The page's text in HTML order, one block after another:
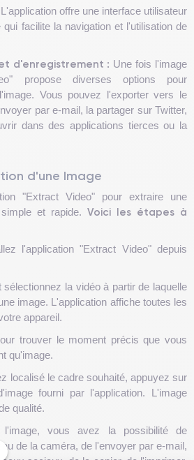
L'application offre une interface utilisateur
facilite la navigation et l'utilisation de
d'enregistrement : Une fois l'image
propose diverses options pour
Vous pouvez l'exporter vers le
par e-mail, la partager sur Twitter,
dans des applications tierces ou la
d'une Image
"Extract Video" pour extraire une
et rapide. Voici les étapes à
l'application "Extract Video" depuis
la vidéo à partir de laquelle
image. L'application affiche toutes les
appareil.
trouver le moment précis que vous
qu'image.
localisé le cadre souhaité, appuyez sur
fourni par l'application. L'image
qualité.
vous avez la possibilité de
de la caméra, de l'envoyer par e-mail,